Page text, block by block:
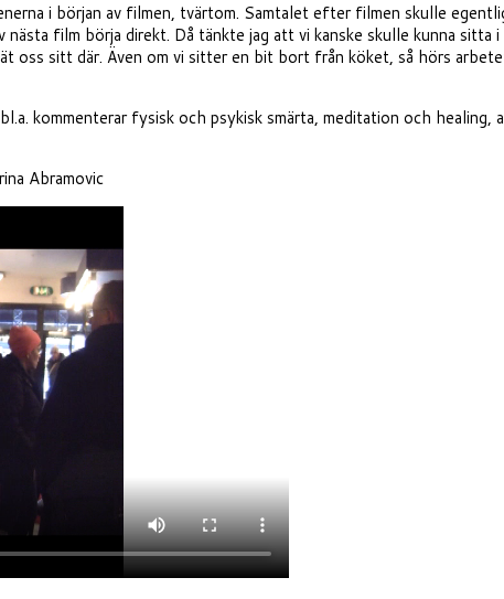
i början av filmen, tvärtom. Samtalet efter filmen skulle
film börja direkt. Då tänkte jag att vi kanske skulle kunna sitta
oss sitt där. Även om vi sitter en bit bort från köket, så hörs
kommenterar fysisk och psykisk smärta, meditation och
Abramovic